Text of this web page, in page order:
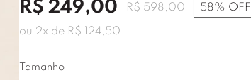
R$ 249,00 R$ 598,00 58% OFF
ou 2x de R$ 124,50
Tamanho